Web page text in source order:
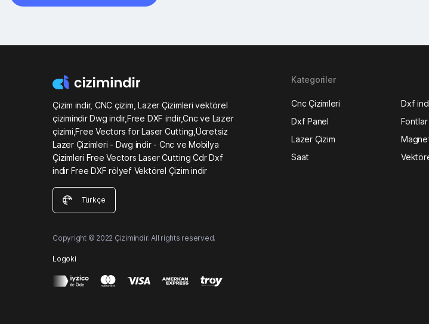
Çizim indir, CNC çizim, Lazer Çizimleri vektörel
çizimindir Dwg indir,Free DXF indir,Cnc ve Lazer
çizimi,Free Vectors for Laser Cutting,Ücretsiz
Lazer Çizimleri - Dwg indir - Cnc ve Mobilya
Çizimleri Free Vectors Laser Cutting Cdr Dxf
indir Free DXF rölyef Vektörel Çizim indir
Türkçe
Copyright © 2022 Çizimindir. All rights reserved.
Logoki
Kategoriler
Cnc Çizimleri
Dxf
Dxf Panel
Fontlar
Lazer Çizim
Saat